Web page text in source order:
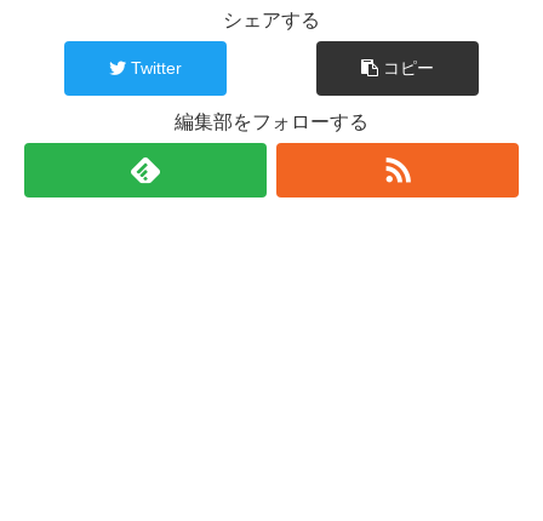
シェアする
Twitter コピー
編集部をフォローする